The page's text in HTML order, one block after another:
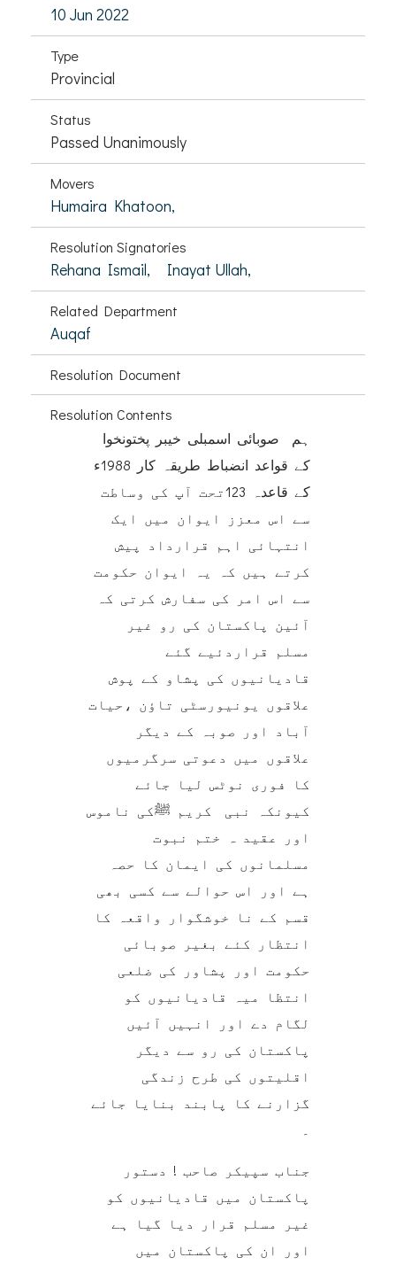
10 Jun 2022
Type
Provincial
Status
Passed Unanimously
Movers
Humaira Khatoon,
Resolution Signatories
Rehana Ismail, Inayat Ullah,
Related Department
Auqaf
Resolution Document
Resolution Contents
ہم صوبائی اسمبلی خیبر پختونخوا
کے قواعد انضباط طریقہ کار 1988ء
کے قاعدہ 123تحت آپ کی وساطت
سے اس معزز ایوان میں ایک
انتہائی اہم قرارداد پیش
کرتے ہیں کہ یہ ایوان حکومت
سے اس امر کی سفارش کرتی کہ
آئین پاکستان کی رو غیر
مسلم قراردئیے گئے
قادیانیوں کی پشاو کے پوش
علاقوں یونیورسٹی تاؤن ،حیات
آباد اور صوبہ کے دیگر
علاقوں میں دعوتی سرگرمیوں
کا فوری نوٹس لیا جائے
کیونکہ نبی کریم ﷺکی ناموس
اور عقید ہ ختم نبوت
مسلمانوں کی ایمان کا حصہ
ہے اور اس حوالے سے کسی بھی
قسم کے نا خوشگوار واقعہ کا
انتظار کئے بغیر صوبائی
حکومت اور پشاور کی ضلعی
انتظا میہ قادیانیوں کو
لگام دے اور انہیں آئیں
پاکستان کی رو سے دیگر
اقلیتوں کی طرح زندگی
گزارنے کا پابند بنایا جائے
جناب سپیکر صاحب ! دستور
پاکستان میں قادیانیوں کو
غیر مسلم قرار دیا گیا ہے
اور ان کی پاکستان میں